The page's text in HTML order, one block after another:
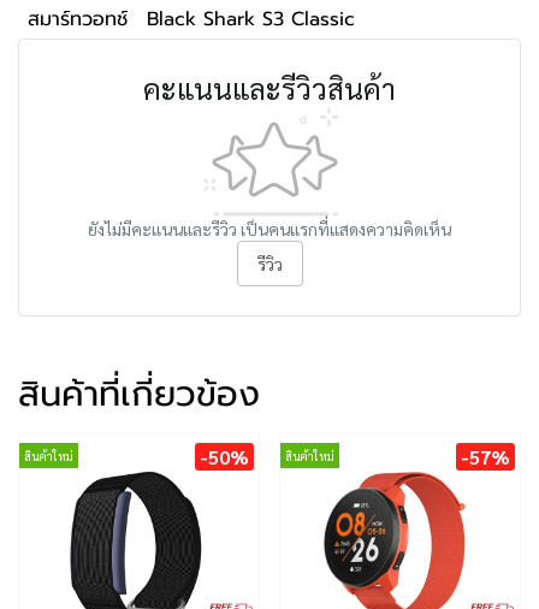
สมาร์ทวอทช์ Black Shark S3 Classic
คะแนนและรีวิวสินค้า
ยังไม่มีคะแนนและรีวิว เป็นคนแรกที่แสดงความคิดเห็น
รีวิว
สินค้าที่เกี่ยวข้อง
สินค้าใหม่ -50% สินค้าใหม่ -57%